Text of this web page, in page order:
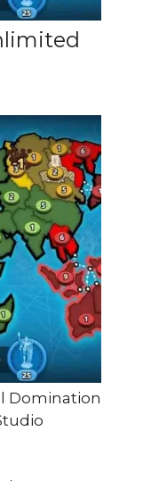
Domination